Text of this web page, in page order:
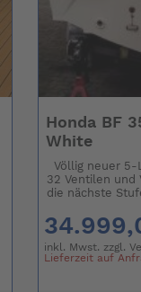
Honda BF
White
Völlig neuer
32 Ventilen und
die nächste
inkl. Mwst. zzgl.
Lieferzeit auf